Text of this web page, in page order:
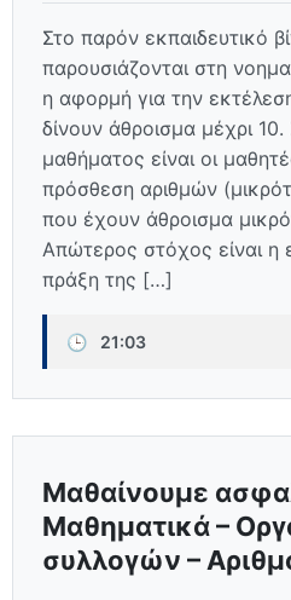
Στο παρόν εκπαιδευτικό
παρουσιάζονται στη
η αφορμή για την
δίνουν άθροισμα μέχρι
μαθήματος είναι οι
πρόσθεση αριθμών
που έχουν άθροισμα
Απώτερος στόχος είναι η
πράξη της […]
🕒 21:03
Μαθαίνουμε
Μαθηματικά –
συλλογών –